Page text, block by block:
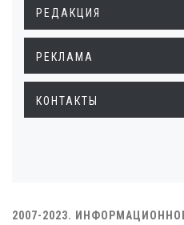
РЕДАКЦИЯ
РЕКЛАМА
КОНТАКТЫ
2007-2023.